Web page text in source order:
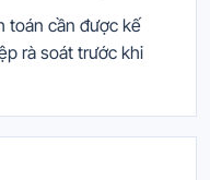
toán cần được kế
rà soát trước khi